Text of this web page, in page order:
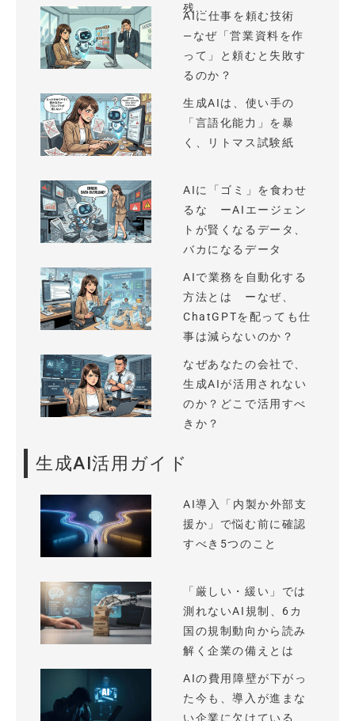
残...
AIに仕事を頼む技術
—なぜ「営業資料を作
って」と頼むと失敗す
るのか？
生成AIは、使い手の
「言語化能力」を暴
く、リトマス試験紙
AIに「ゴミ」を食わせ
るな ーAIエージェン
トが賢くなるデータ、
バカになるデータ
AIで業務を自動化する
方法とは ーなぜ、
ChatGPTを配っても仕
事は減らないのか？
なぜあなたの会社で、
生成AIが活用されない
のか？どこで活用すべ
きか？
生成AI活用ガイド
AI導入「内製か外部支
援か」で悩む前に確認
すべき5つのこと
「厳しい・緩い」では
測れないAI規制、6カ
国の規制動向から読み
解く企業の備えとは
AIの費用障壁が下がっ
た今も、導入が進まな
い企業に欠けている